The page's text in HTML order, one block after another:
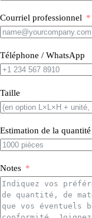
Courriel professionnel
Téléphone / WhatsApp
Taille
Estimation de la quantité
Notes